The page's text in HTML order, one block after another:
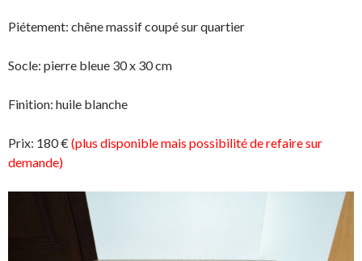
Piétement: chêne massif coupé sur quartier
Socle: pierre bleue 30 x 30 cm
Finition: huile blanche
Prix: 180 € (plus disponible mais possibilité de refaire sur
demande)